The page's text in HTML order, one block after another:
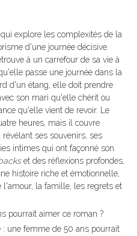
explore les complexités de la
d'une journée décisive.
à un carrefour de sa vie à
passe une journée dans la
d'un étang, elle doit prendre
son mari qu'elle chérit ou
qu'elle vient de revoir. Le
heures, mais il couvre
ses souvenirs, ses
intimes qui ont façonné son
et des réflexions profondes,
histoire riche et émotionnelle,
la famille, les regrets et
pourrait aimer ce roman ?
: une femme de 50 ans pourrait